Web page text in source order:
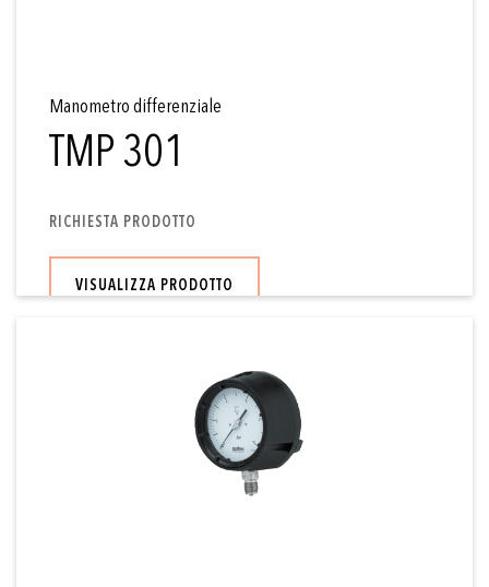
Manometro differenziale
TMP 301
RICHIESTA PRODOTTO
VISUALIZZA PRODOTTO